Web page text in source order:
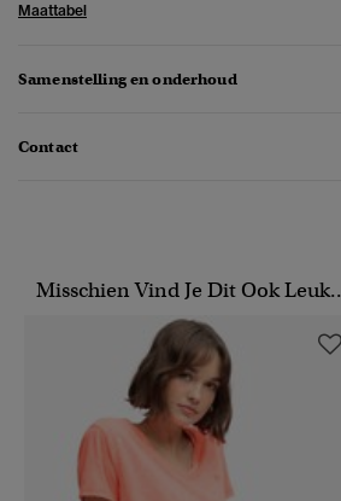
Maattabel
Samenstelling en onderhoud
Contact
Misschien Vind Je Dit Ook Leuk..